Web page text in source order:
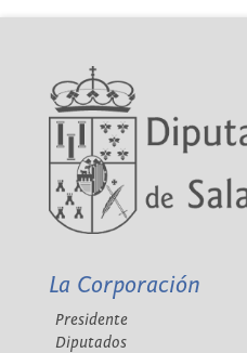
La Corporación
Presidente
Diputados